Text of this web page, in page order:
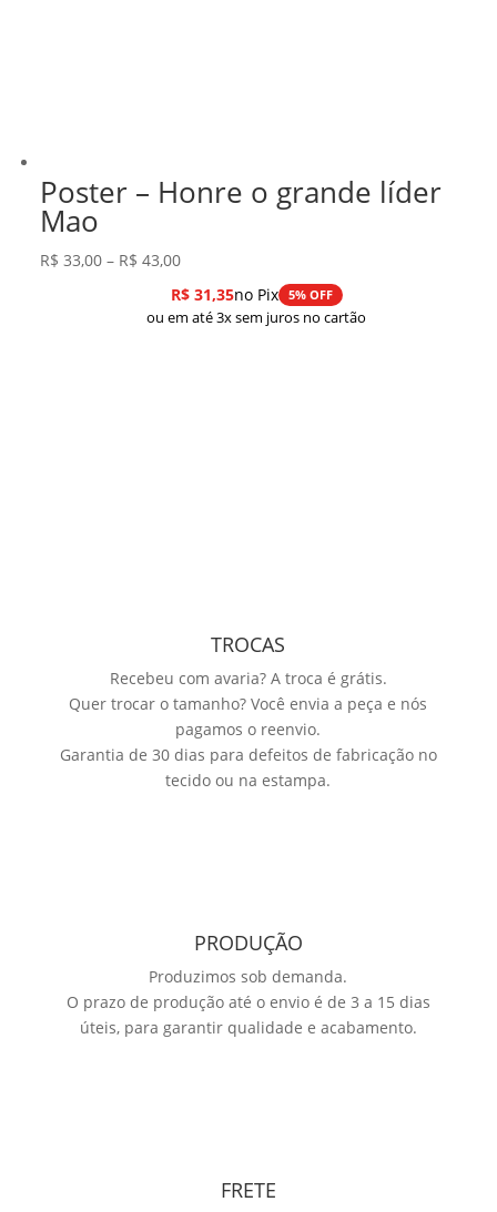
Poster – Honre o grande líder
Mao
R$ 33,00 – R$ 43,00Faixa
de
preço:
R$31,35no Pix 5% OFF
ou em até 3x sem juros no cartão
TROCAS
Recebeu com avaria? A troca é grátis.
Quer trocar o tamanho? Você envia a peça e nós
pagamos o reenvio.
Garantia de 30 dias para defeitos de fabricação no
tecido ou na estampa.
PRODUÇÃO
Produzimos sob demanda.
O prazo de produção até o envio é de 3 a 15 dias
úteis, para garantir qualidade e acabamento.
FRETE